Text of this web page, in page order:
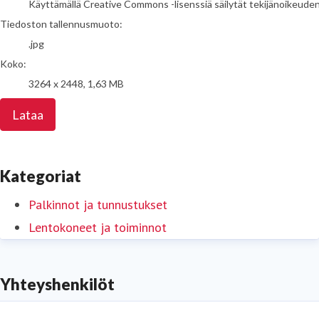
Käyttämällä Creative Commons -lisenssiä säilytät
Tiedoston tallennusmuoto:
.jpg
Koko:
3264 x 2448, 1,63 MB
Lataa
Kategoriat
Palkinnot ja tunnustukset
Lentokoneet ja toiminnot
Yhteyshenkilöt